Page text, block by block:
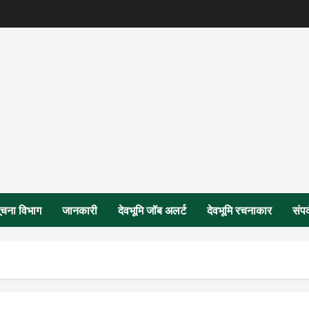
विभाग जानकारी देवभूमि जॉब अलर्ट देवभूमि रचनाकार